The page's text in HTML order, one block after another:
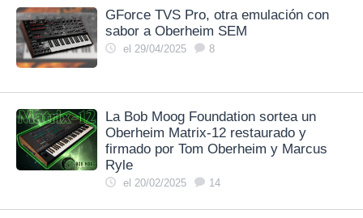
GForce TVS Pro, otra emulación con
sabor a Oberheim SEM
el 29/04/2025 8
La Bob Moog Foundation sortea un
Oberheim Matrix-12 restaurado y
firmado por Tom Oberheim y Marcus
Ryle
el 20/02/2025 14